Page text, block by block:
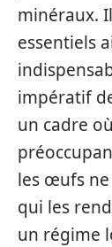
minéraux.
essentiels
impératif
un cadre
les œufs ne
qui les
un régime